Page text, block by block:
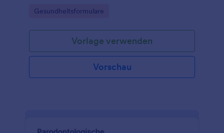
Jotform.
Go to Category:
Gesundheitsformulare
Vorlage verwenden
Vorschau